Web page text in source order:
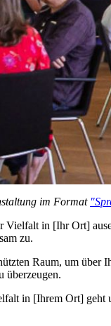
im Format
in [Ihr Ort]
zu.
Raum, um
überzeugen.
in [Ihrem Ort] geht